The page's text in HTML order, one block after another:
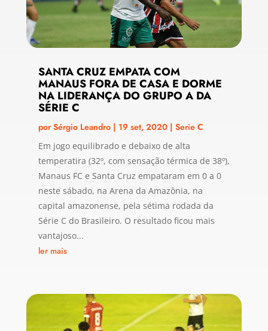
SANTA CRUZ EMPATA COM
MANAUS FORA DE CASA E DORME
NA LIDERANÇA DO GRUPO A DA
SÉRIE C
porSérgio Leandro| 19 set, 2020| Serie C
Em jogo equilibrado e debaixo de alta
temperatira (32º, com sensação térmica de 38º),
Manaus FC e Santa Cruz empataram em 0 a 0
neste sábado, na Arena da Amazônia, na
capital amazonense, pela sétima rodada da
Série C do Brasileiro. O resultado ficou mais
vantajoso...
ler mais